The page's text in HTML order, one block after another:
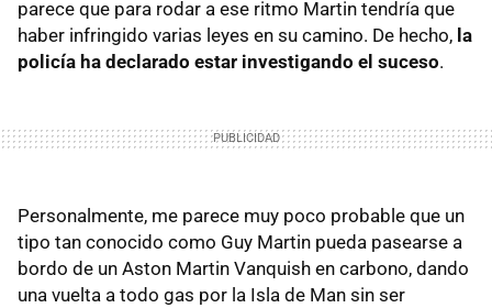
parece que para rodar a ese ritmo Martin tendría que
haber infringido varias leyes en su camino. De hecho, la
policía ha declarado estar investigando el suceso.
Personalmente, me parece muy poco probable que un
tipo tan conocido como Guy Martin pueda pasearse a
bordo de un Aston Martin Vanquish en carbono, dando
una vuelta a todo gas por la Isla de Man sin ser